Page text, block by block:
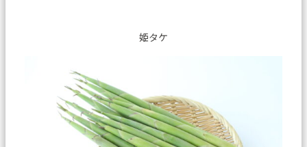
姫タケ